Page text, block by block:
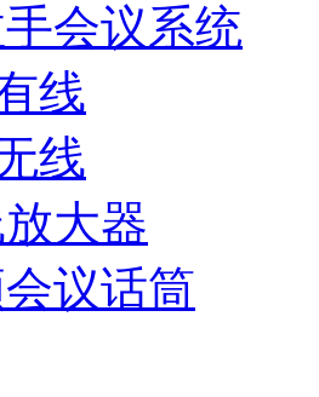
手会议系统
线
线
大器
会议话筒